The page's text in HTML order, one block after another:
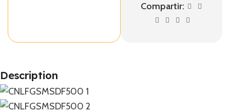
Compartir:
Description